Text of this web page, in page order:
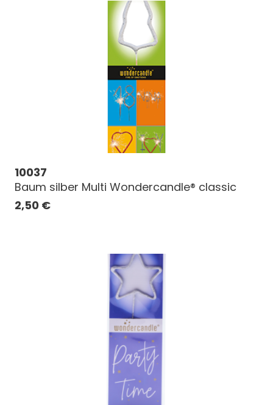
10037
Baum silber Multi Wondercandle® classic
2,50 €